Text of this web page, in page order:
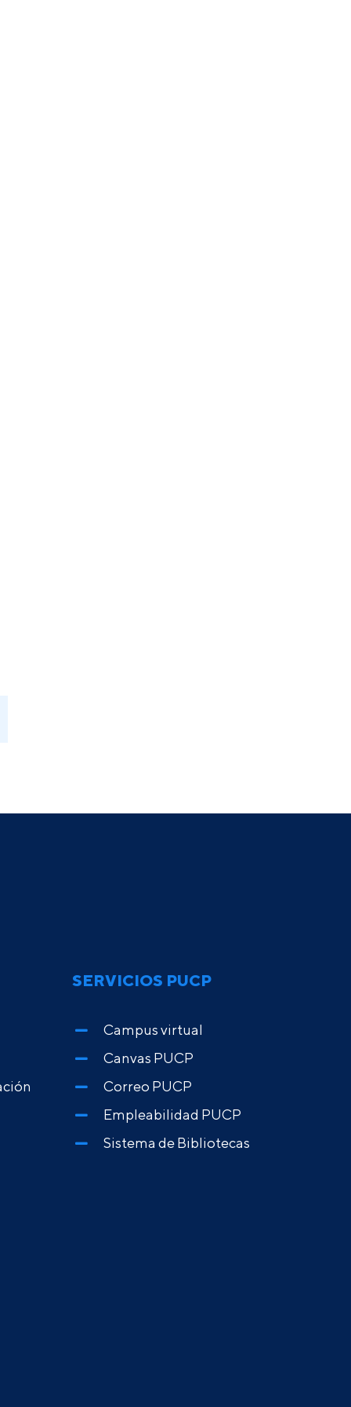
SERVICIOS PUCP
Campus virtual
Canvas PUCP
Correo PUCP
Empleabilidad PUCP
Sistema de Bibliotecas